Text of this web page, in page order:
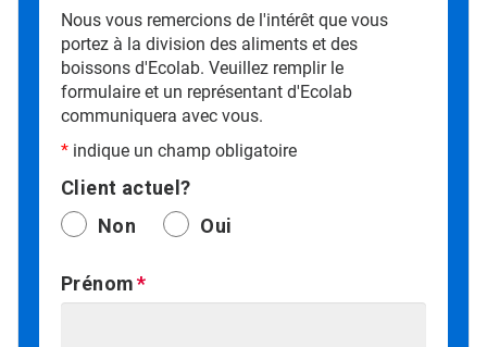
Nous vous remercions de l'intérêt que vous
portez à la division des aliments et des
boissons d'Ecolab. Veuillez remplir le
formulaire et un représentant d'Ecolab
communiquera avec vous.​​​​​​​
* indique un champ obligatoire
Client actuel?
Non
Oui
Prénom